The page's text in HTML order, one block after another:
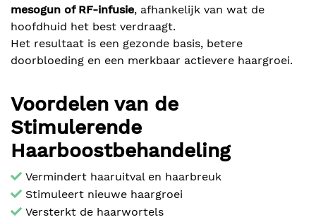
mesogun of RF-infusie, afhankelijk van wat de
hoofdhuid het best verdraagt.
Het resultaat is een gezonde basis, betere
doorbloeding en een merkbaar actievere haargroei.
Voordelen van de
Stimulerende
Haarboostbehandeling
Vermindert haaruitval en haarbreuk
Stimuleert nieuwe haargroei
Versterkt de haarwortels